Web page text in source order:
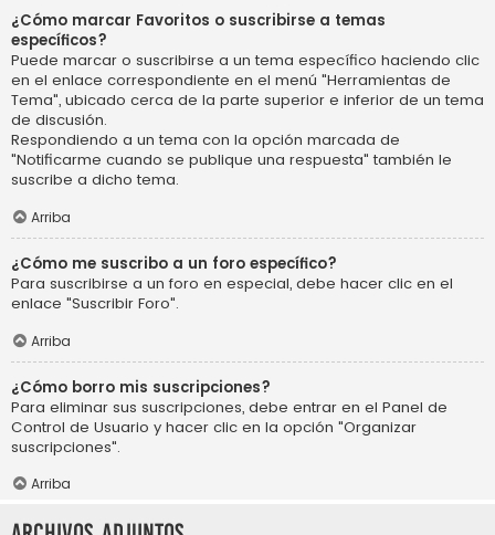
¿Cómo marcar Favoritos o suscribirse a temas
específicos?
Puede marcar o suscribirse a un tema específico haciendo clic
en el enlace correspondiente en el menú "Herramientas de
Tema", ubicado cerca de la parte superior e inferior de un tema
de discusión.
Respondiendo a un tema con la opción marcada de
"Notificarme cuando se publique una respuesta" también le
suscribe a dicho tema.
Arriba
¿Cómo me suscribo a un foro específico?
Para suscribirse a un foro en especial, debe hacer clic en el
enlace "Suscribir Foro".
Arriba
¿Cómo borro mis suscripciones?
Para eliminar sus suscripciones, debe entrar en el Panel de
Control de Usuario y hacer clic en la opción "Organizar
suscripciones".
Arriba